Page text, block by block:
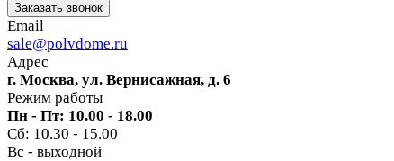
Заказать звонок
Email
sale@polvdome.ru
Адрес
г. Москва, ул. Вернисажная, д. 6
Режим работы
Пн - Пт: 10.00 - 18.00
Сб: 10.30 - 15.00
Вс - выходной